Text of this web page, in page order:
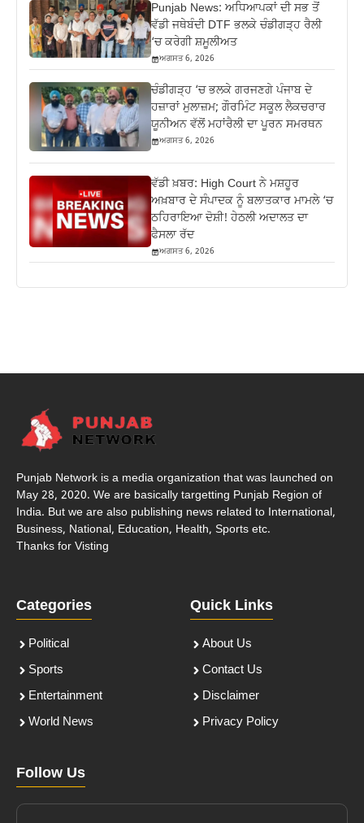
Punjab News: ਅਧਿਆਪਕਾਂ ਦੀ ਸਭ ਤੋਂ
ਵੱਡੀ ਜਥੇਬੰਦੀ DTF ਭਲਕੇ ਚੰਡੀਗੜ੍ਹ ਰੈਲੀ
‘ਚ ਕਰੇਗੀ ਸ਼ਮੂਲੀਅਤ
ਅਗਸਤ 6, 2026
ਚੰਡੀਗੜ੍ਹ ‘ਚ ਭਲਕੇ ਗਰਜਣਗੇ ਪੰਜਾਬ ਦੇ
ਹਜ਼ਾਰਾਂ ਮੁਲਾਜ਼ਮ; ਗੌਰਮਿੰਟ ਸਕੂਲ ਲੈਕਚਰਾਰ
ਯੂਨੀਅਨ ਵੱਲੋਂ ਮਹਾਂਰੈਲੀ ਦਾ ਪੂਰਨ ਸਮਰਥਨ
ਅਗਸਤ 6, 2026
ਵੱਡੀ ਖ਼ਬਰ: High Court ਨੇ ਮਸ਼ਹੂਰ
ਅਖ਼ਬਾਰ ਦੇ ਸੰਪਾਦਕ ਨੂੰ ਬਲਾਤਕਾਰ ਮਾਮਲੇ ‘ਚ
ਠਹਿਰਾਇਆ ਦੋਸ਼ੀ! ਹੇਠਲੀ ਅਦਾਲਤ ਦਾ
ਫੈਸਲਾ ਰੱਦ
ਅਗਸਤ 6, 2026
Punjab Network is a media organization that was launched on
May 28, 2020. We are basically targetting Punjab Region of
India. But we are also publishing news related to International,
Business, National, Education, Health, Sports etc.
Thanks for Visting
Categories
Political
Sports
Entertainment
World News
Quick Links
About Us
Contact Us
Disclaimer
Privacy Policy
Follow Us